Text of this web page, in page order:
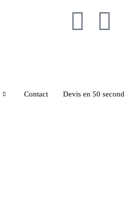
Contact Devis en 50